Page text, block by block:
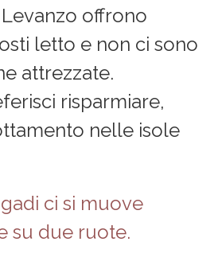
offrono
letto e non ci sono
attrezzate.
risparmiare,
nelle isole
ci si muove
su due ruote.